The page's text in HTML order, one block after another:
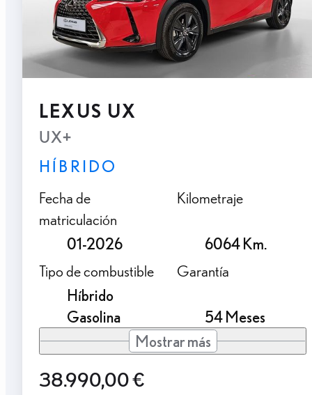
LEXUS UX
UX+
HÍBRIDO
Fecha de
matriculación
01-2026
Kilometraje
6064 Km.
Tipo de combustible
Híbrido
Gasolina
Garantía
54 Meses
Mostrar más
38.990,00 €